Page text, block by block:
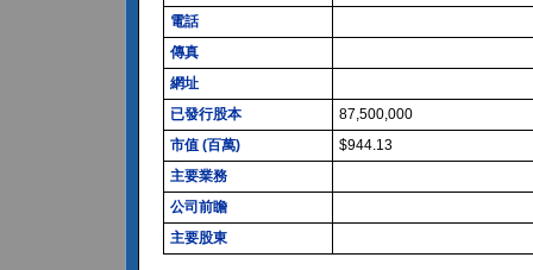
電話
傳真
網址
已發行股本
87,500,000
市值 (百萬)
$944.13
主要業務
公司前瞻
主要股東